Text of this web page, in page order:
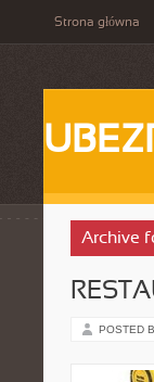
Strona główna
Archive
POSTED